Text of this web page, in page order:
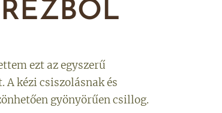
ezt az egyszerű
kézi csiszolásnak és
gyönyörűen csillog.